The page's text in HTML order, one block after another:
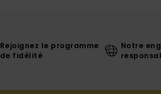
Rejoignez le programme
de fidélité
Notre